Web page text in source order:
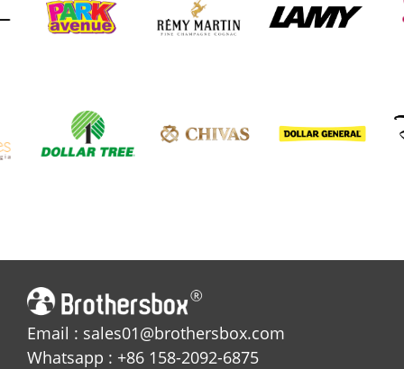
Email : sales01@brothersbox.com
Whatsapp : +86 158-2092-6875